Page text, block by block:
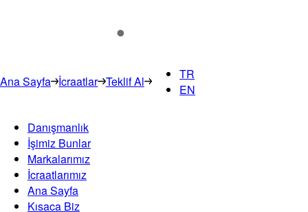
Ana Sayfa İcraatlar Teklif Al
TR
EN
Danışmanlık
İşimiz Bunlar
Markalarımız
İcraatlarımız
Ana Sayfa
Kısaca Biz